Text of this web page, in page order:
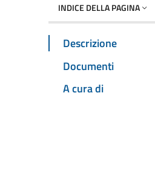
INDICE DELLA PAGINA
Descrizione
Documenti
A cura di